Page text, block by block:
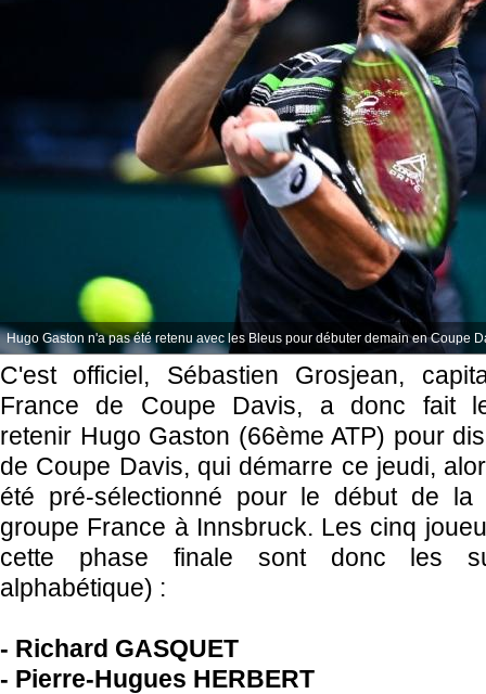
Hugo Gaston n'a pas été retenu avec les Bleus pour débuter demain en Coupe
C'est officiel, Sébastien Grosjean,
France de Coupe Davis, a donc fait
retenir Hugo Gaston (66ème ATP) pour
de Coupe Davis, qui démarre ce jeudi,
été pré-sélectionné pour le début de la
groupe France à Innsbruck. Les cinq
cette phase finale sont donc les
alphabétique) :
- Richard GASQUET
- Pierre-Hugues HERBERT